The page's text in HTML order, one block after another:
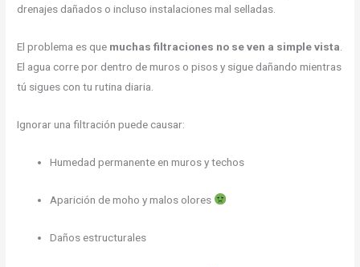
drenajes dañados o incluso instalaciones mal selladas.
El problema es que muchas filtraciones no se ven a simple vista
El agua corre por dentro de muros o pisos y sigue dañando mientras
tú sigues con tu rutina diaria.
Ignorar una filtración puede causar:
Humedad permanente en muros y techos
Aparición de moho y malos olores
Daños estructurales